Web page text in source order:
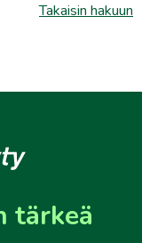
Takaisin hakuun
tärkeä